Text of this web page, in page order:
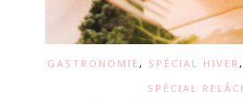
GASTRONOMIE , SPÉCIAL HIVER ,
SPÉCIAL